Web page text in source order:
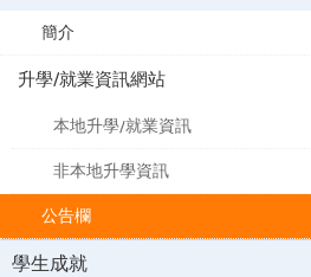
簡介
升學/就業資訊網站
本地升學/就業資訊
非本地升學資訊
公告欄
學生成就